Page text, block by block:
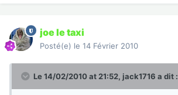
joe le taxi
Posté(e) le 14 Février 2010
Le 14/02/2010 at 21:52, jack1716 a dit :